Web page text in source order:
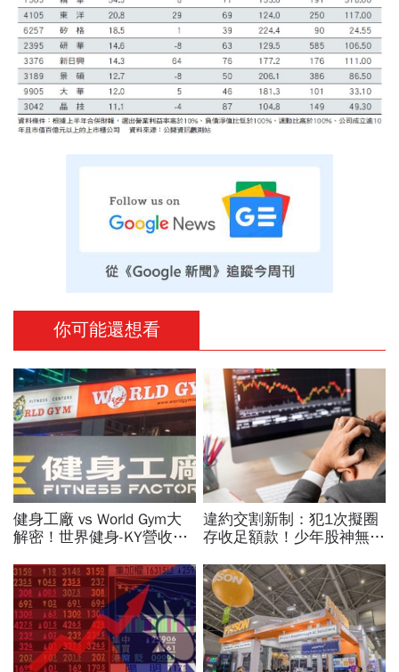
你可能還想看
健身工廠 vs World Gym大
解密！世界健身-KY營收大
課、會籍…誰才是真正賺錢
金雞母？
違約交割新制：犯1次擬圈
存收足額款！少年股神無本
違約交割後果「想貸款都
難」